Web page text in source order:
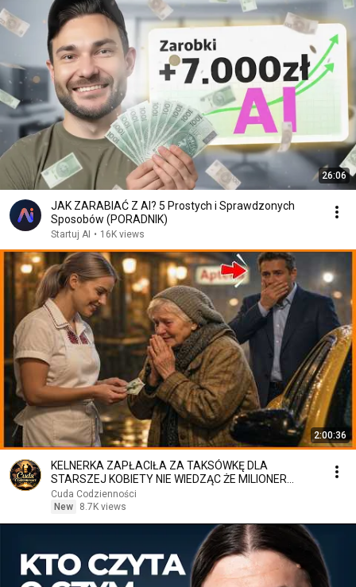
26:06
JAK ZARABIAĆ Z AI? 5 Prostych i Sprawdzonych
Sposobów (PORADNIK)
Startuj AI • 16K views
2:00:36
KELNERKA ZAPŁACIŁA ZA TAKSÓWKĘ DLA
STARSZEJ KOBIETY NIE WIEDZĄC ŻE MILIONER
PATRZY
Cuda Codzienności
New
8.7K views